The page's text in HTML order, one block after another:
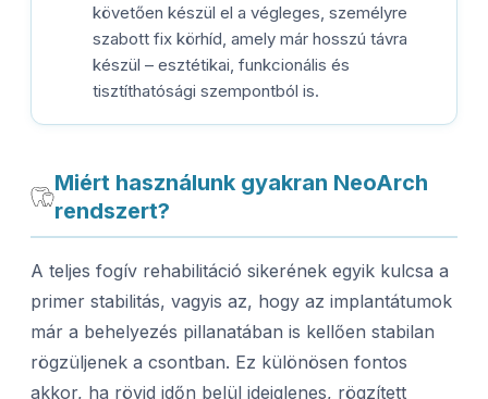
követően készül el a végleges, személyre
szabott fix körhíd, amely már hosszú távra
készül – esztétikai, funkcionális és
tisztíthatósági szempontból is.
Miért használunk gyakran NeoArch
rendszert?
A teljes fogív rehabilitáció sikerének egyik kulcsa a
primer stabilitás, vagyis az, hogy az implantátumok
már a behelyezés pillanatában is kellően stabilan
rögzüljenek a csontban. Ez különösen fontos
akkor, ha rövid időn belül ideiglenes, rögzített